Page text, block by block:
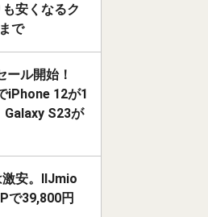
安くなるク
で
ール開始！
iPhone 12が1
Galaxy S23が
安。IIJmio
で39,800円